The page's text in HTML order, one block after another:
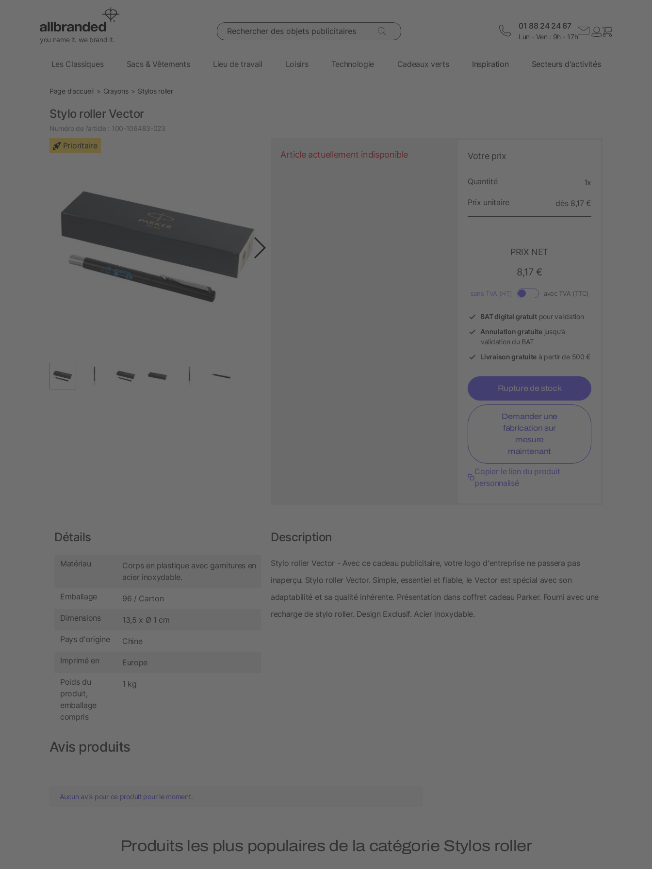
you name it. we brand it.
Rechercher des objets publicitaires 01 88 24 24 67
Lun - Ven : 9h - 17h
Les Classiques Sacs & Vêtements Lieu de travail Loisirs Technologie Cadeaux verts Inspiration Secteurs d'activités
Page d’accueil Crayons Stylos roller
Stylo roller Vector
Numéro de l’article : 100-106483-023
Prioritaire
Article actuellement indisponible Votre prix
Quantité 1x
Prix unitaire dès 8,17 €
PRIX NET
8,17 €
sans TVA (HT) avec TVA (TTC)
BAT digital gratuitpour validation
Annulation gratuitejusqu’à
validation du BAT
Livraison gratuite à partir de 500 €
Rupture de stock
Demander une
fabrication sur
mesure
maintenant
Copier le lien du produit
personnalisé
Détails
Matériau
Corps en plastique avec garnitures en
acier inoxydable.
Emballage 96 / Carton
Dimensions 13,5 x Ø 1 cm
Pays d'origine Chine
Imprimé en Europe
Poids du
produit,
emballage
compris
1 kg
Description
Stylo roller Vector - Avec ce cadeau publicitaire, votre logo d'entreprise ne passera pas
inaperçu. Stylo roller Vector. Simple, essentiel et fiable, le Vector est spécial avec son
adaptabilité et sa qualité inhérente. Présentation dans coffret cadeau Parker. Fourni avec une
recharge de stylo roller. Design Exclusif. Acier inoxydable.
Avis produits
Aucun avis pour ce produit pour le moment.
Produits les plus populaires de la catégorie Stylos roller